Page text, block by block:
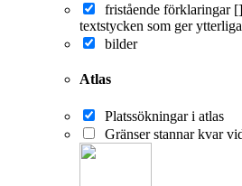
fristående förklaringar []
textstycken som ger
bilder
Atlas
Platssökningar i atlas
Gränser stannar kvar